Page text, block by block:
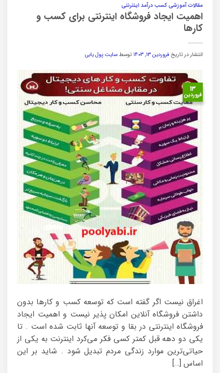
مقالات آموزشی کسب درآمد اینترنتی
اهمیت ایجاد فروشگاه اینترنتی برای کسب و
کارها
انتشار در تاریخ فروردین ۱۳, ۱۴۰۳ توسط سایت پول یابی
۱۳
فروردین
اغراق نیست اگر گفته است که توسعه کسب و کارها بدون
داشتن فروشگاه آنلاین امکان پذیر نیست و اهمیت ایجاد
فروشگاه اینترنتی در بقا و توسعه آنها ثابت شده است . تا
یکی دو دهه قبل کمتر کسی فکر می‌کرد اینترنت به یکی از
حیاتی‌ترین موارد زندگی مردم تبدیل شود . شاید بر این
اساس […]